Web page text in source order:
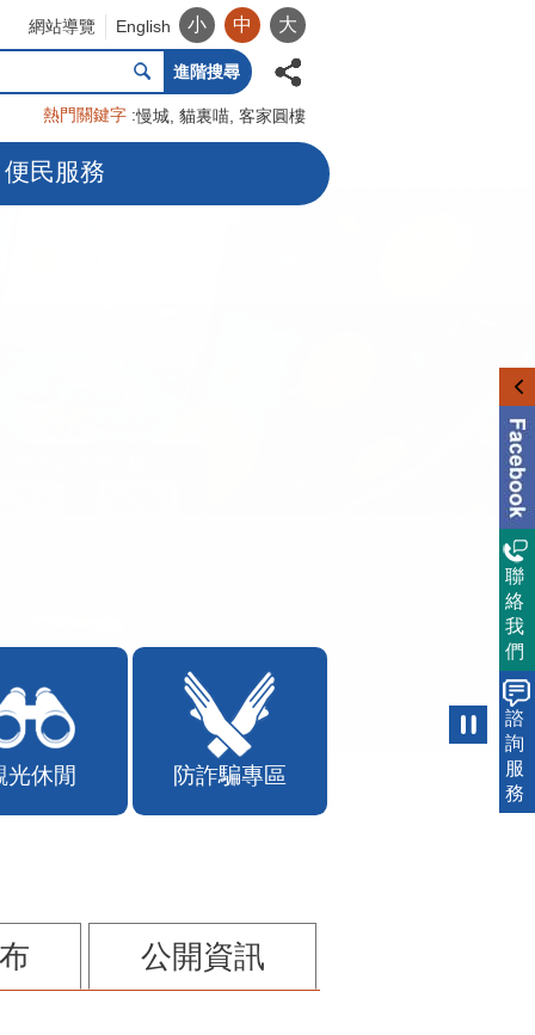
網站導覽 English 小 中 大
進階搜尋
熱門關鍵字 慢城 貓裏喵 客家圓樓
便民服務
光休閒 防詐騙專區
公開資訊
聯
絡
我
們
諮
詢
服
務